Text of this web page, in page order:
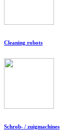
Cleaning robots
Schrob- / zuigmachines